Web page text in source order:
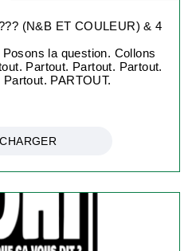
(N&B ET COULEUR) & 4
la question. Collons
Partout. Partout. Partout.
PARTOUT.